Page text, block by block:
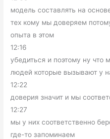
модель составлять на
тех кому мы доверяем
опыта в этом
12:16
убедиться и поэтому ну
людей которые вызывают у
12:22
доверия значит и мы
12:27
мы у них соответственно
где-то запоминаем